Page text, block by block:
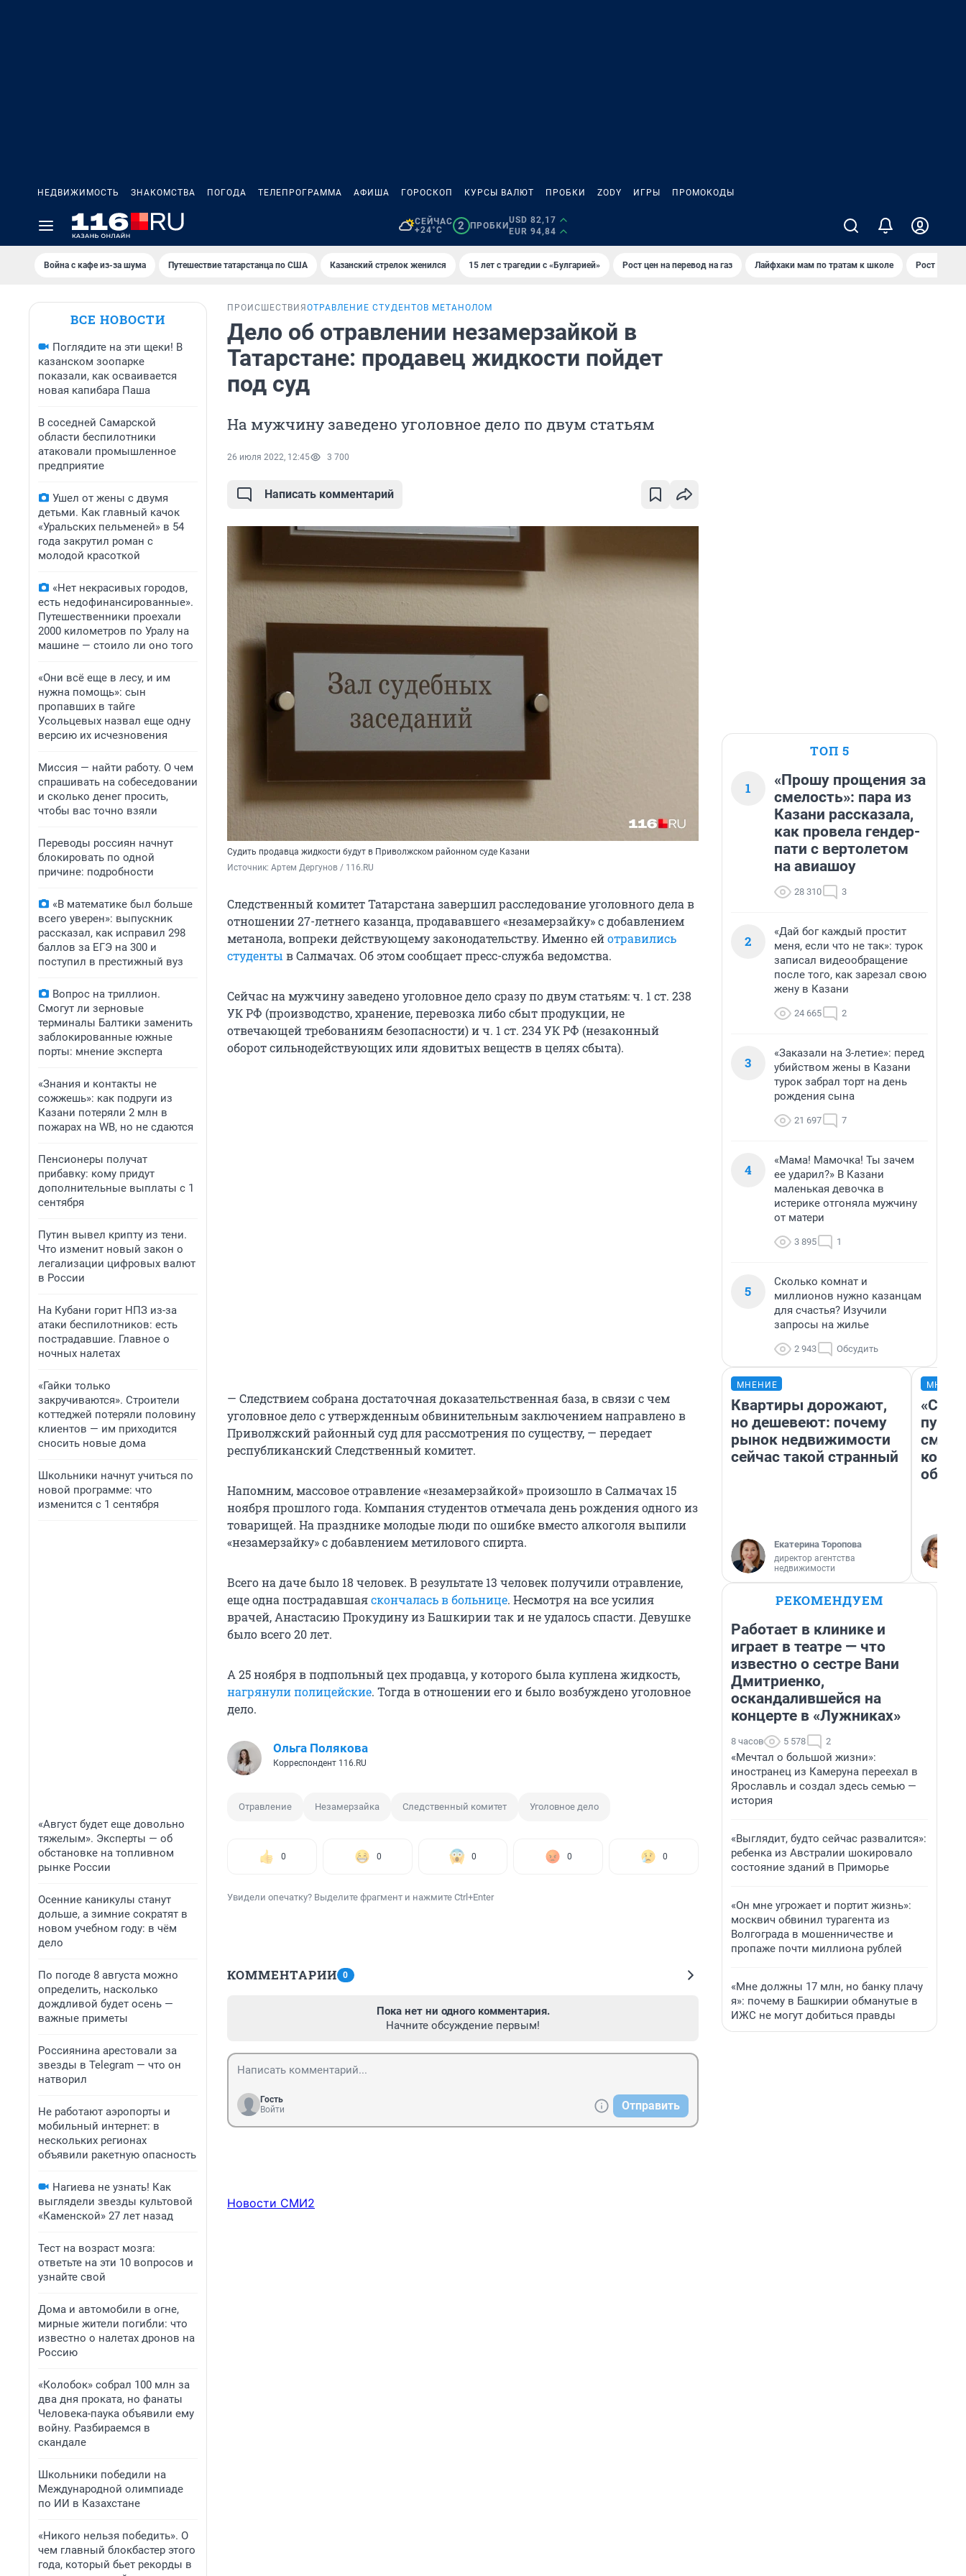
НЕДВИЖИМОСТЬ ЗНАКОМСТВА ПОГОДА ТЕЛЕПРОГРАММА АФИША ГОРОСКОП КУРСЫ ВАЛЮТ ПРОБКИ ZODY ИГРЫ ПРОМОКОДЫ
СЕЙЧАС
+24°C
2 ПРОБКИ
USD 82,17
EUR 94,84
Война с кафе из-за шума Путешествие татарстанца по США Казанский стрелок женился 15 лет с трагедии с «Булгарией» Рост цен на перевод на газ Лайфхаки мам по тратам к школе Рост цен на
ВСЕ НОВОСТИ
Поглядите на эти щеки! В
казанском зоопарке
показали, как осваивается
новая капибара Паша
В соседней Самарской
области беспилотники
атаковали промышленное
предприятие
Ушел от жены с двумя
детьми. Как главный качок
«Уральских пельменей» в 54
года закрутил роман с
молодой красоткой
«Нет некрасивых городов,
есть недофинансированные».
Путешественники проехали
2000 километров по Уралу на
машине — стоило ли оно того
«Они всё еще в лесу, и им
нужна помощь»: сын
пропавших в тайге
Усольцевых назвал еще одну
версию их исчезновения
Миссия — найти работу. О чем
спрашивать на собеседовании
и сколько денег просить,
чтобы вас точно взяли
Переводы россиян начнут
блокировать по одной
причине: подробности
«В математике был больше
всего уверен»: выпускник
рассказал, как исправил 298
баллов за ЕГЭ на 300 и
поступил в престижный вуз
Вопрос на триллион.
Смогут ли зерновые
терминалы Балтики заменить
заблокированные южные
порты: мнение эксперта
«Знания и контакты не
сожжешь»: как подруги из
Казани потеряли 2 млн в
пожарах на WB, но не сдаются
Пенсионеры получат
прибавку: кому придут
дополнительные выплаты с 1
сентября
Путин вывел крипту из тени.
Что изменит новый закон о
легализации цифровых валют
в России
На Кубани горит НПЗ из-за
атаки беспилотников: есть
пострадавшие. Главное о
ночных налетах
«Гайки только
закручиваются». Строители
коттеджей потеряли половину
клиентов — им приходится
сносить новые дома
Школьники начнут учиться по
новой программе: что
изменится с 1 сентября
«Август будет еще довольно
тяжелым». Эксперты — об
обстановке на топливном
рынке России
Осенние каникулы станут
дольше, а зимние сократят в
новом учебном году: в чём
дело
По погоде 8 августа можно
определить, насколько
дождливой будет осень —
важные приметы
Россиянина арестовали за
звезды в Telegram — что он
натворил
Не работают аэропорты и
мобильный интернет: в
нескольких регионах
объявили ракетную опасность
Нагиева не узнать! Как
выглядели звезды культовой
«Каменской» 27 лет назад
Тест на возраст мозга:
ответьте на эти 10 вопросов и
узнайте свой
Дома и автомобили в огне,
мирные жители погибли: что
известно о налетах дронов на
Россию
«Колобок» собрал 100 млн за
два дня проката, но фанаты
Человека-паука объявили ему
войну. Разбираемся в
скандале
Школьники победили на
Международной олимпиаде
по ИИ в Казахстане
«Никого нельзя победить». О
чем главный блокбастер этого
года, который бьет рекорды в
ПРОИСШЕСТВИЯ ОТРАВЛЕНИЕ СТУДЕНТОВ МЕТАНОЛОМ
Дело об отравлении незамерзайкой в
Татарстане: продавец жидкости пойдет
под суд
На мужчину заведено уголовное дело по двум статьям
26 июля 2022, 12:45 3 700
Написать комментарий
Судить продавца жидкости будут в Приволжском районном суде Казани
Источник: Артем Дергунов / 116.RU
Следственный комитет Татарстана завершил расследование уголовного дела в
отношении 27-летнего казанца, продававшего «незамерзайку» с добавлением
метанола, вопреки действующему законодательству. Именно ейотравились
студенты в Салмачах. Об этом сообщает пресс-служба ведомства.
Сейчас на мужчину заведено уголовное дело сразу по двум статьям: ч. 1 ст. 238
УК РФ (производство, хранение, перевозка либо сбыт продукции, не
отвечающей требованиям безопасности) и ч. 1 ст. 234 УК РФ (незаконный
оборот сильнодействующих или ядовитых веществ в целях сбыта).
— Следствием собрана достаточная доказательственная база, в связи с чем
уголовное дело с утвержденным обвинительным заключением направлено в
Приволжский районный суд для рассмотрения по существу, — передает
республиканский Следственный комитет.
Напомним, массовое отравление «незамерзайкой» произошло в Салмачах 15
ноября прошлого года. Компания студентов отмечала день рождения одного из
товарищей. На празднике молодые люди по ошибке вместо алкоголя выпили
«незамерзайку» с добавлением метилового спирта.
Всего на даче было 18 человек. В результате 13 человек получили отравление,
еще одна пострадавшаяскончалась в больнице. Несмотря на все усилия
врачей, Анастасию Прокудину из Башкирии так и не удалось спасти. Девушке
было всего 20 лет.
А 25 ноября в подпольный цех продавца, у которого была куплена жидкость,
нагрянули полицейские. Тогда в отношении его и было возбуждено уголовное
дело.
Ольга Полякова
Корреспондент 116.RU
Отравление Незамерзайка Следственный комитет Уголовное дело
0 0 0 0 0
Увидели опечатку? Выделите фрагмент и нажмите Ctrl+Enter
КОММЕНТАРИИ 0
Пока нет ни одного комментария.
Начните обсуждение первым!
Гость
Войти
Отправить
Новости СМИ2
ТОП 5
1
«Прошу прощения за
смелость»: пара из
Казани рассказала,
как провела гендер-
пати с вертолетом
на авиашоу
28 310 3
2
«Дай бог каждый простит
меня, если что не так»: турок
записал видеообращение
после того, как зарезал свою
жену в Казани
24 665 2
3
«Заказали на 3-летие»: перед
убийством жены в Казани
турок забрал торт на день
рождения сына
21 697 7
4
«Мама! Мамочка! Ты зачем
ее ударил?» В Казани
маленькая девочка в
истерике отгоняла мужчину
от матери
3 895 1
5
Сколько комнат и
миллионов нужно казанцам
для счастья? Изучили
запросы на жилье
2 943 Обсудить
МНЕНИЕ
Квартиры дорожают,
но дешевеют: почему
рынок недвижимости
сейчас такой странный
Екатерина Торопова
директор агентства
недвижимости
РЕКОМЕНДУЕМ
Работает в клинике и
играет в театре — что
известно о сестре Вани
Дмитриенко,
оскандалившейся на
концерте в «Лужниках»
8 часов 5 578 2
«Мечтал о большой жизни»:
иностранец из Камеруна переехал в
Ярославль и создал здесь семью —
история
«Выглядит, будто сейчас развалится»:
ребенка из Австралии шокировало
состояние зданий в Приморье
«Он мне угрожает и портит жизнь»:
москвич обвинил турагента из
Волгограда в мошенничестве и
пропаже почти миллиона рублей
«Мне должны 17 млн, но банку плачу
я»: почему в Башкирии обманутые в
ИЖС не могут добиться правды